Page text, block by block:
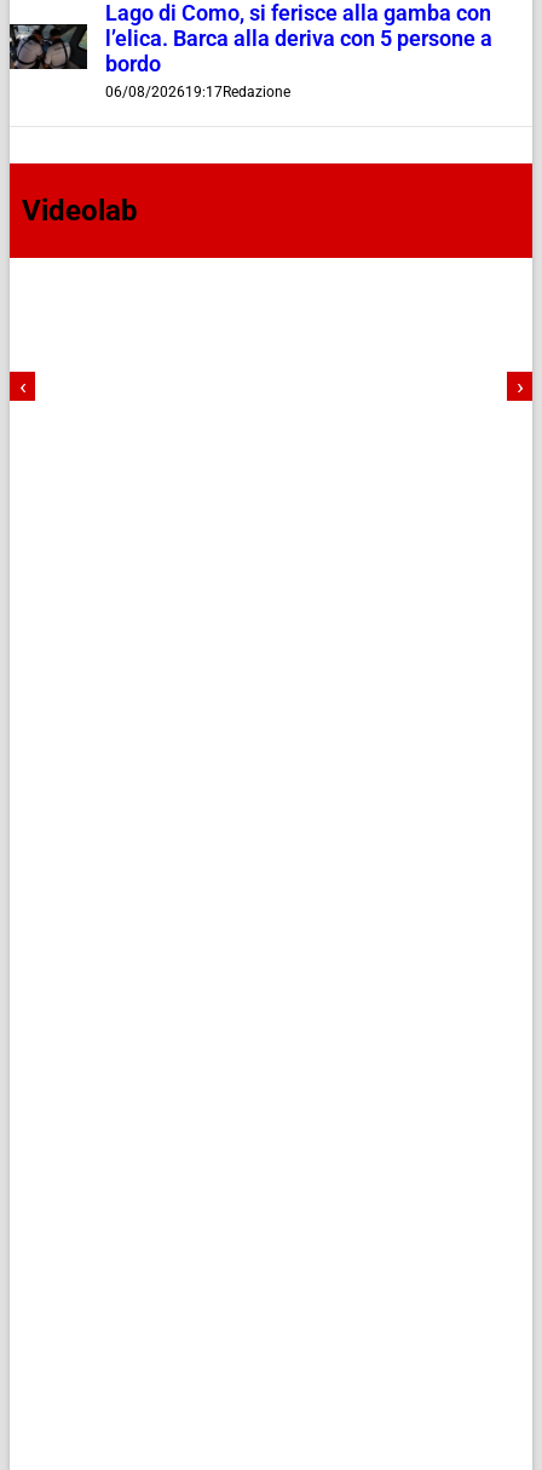
Lago di Como, si ferisce alla gamba con
l’elica. Barca alla deriva con 5 persone a
bordo
06/08/202619:17Redazione
Videolab
‹ ›